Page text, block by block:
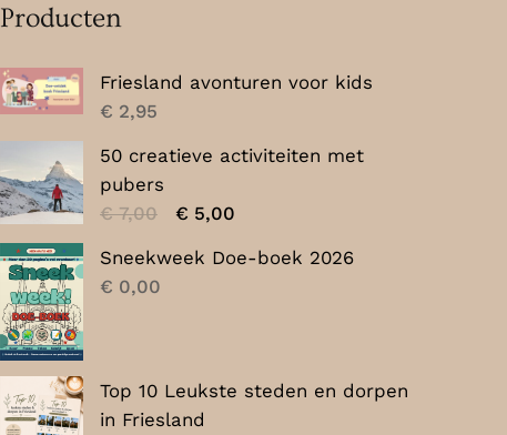
Producten
Friesland avonturen voor kids
€ 2,95
50 creatieve activiteiten met
pubers
€7,00
Oorspronkelijke
was:
€ 5,00
is:
Sneekweek Doe-boek 2026
€ 0,00
Top 10 Leukste steden en dorpen
in Friesland